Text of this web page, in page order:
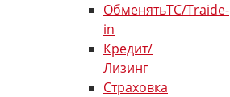
ОбменятьТС/Traide-
in
Кредит/
Лизинг
Страховка